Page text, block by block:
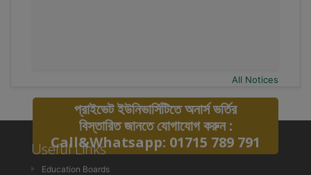
All Notices
প্রাইভেট ইউনিভার্সিটিতে অনার্স ভর্তির
বিস্তারিত জানতে যোগাযোগ করুন :
Call&Whatsapp: 01715 789 791
Useful Links
Education Boards